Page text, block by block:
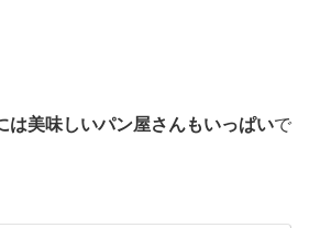
は美味しいパン屋さんもいっぱいで